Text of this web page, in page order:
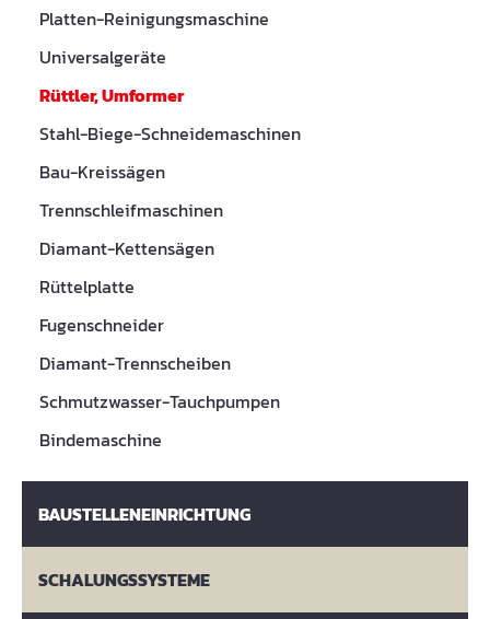
Platten-Reinigungsmaschine
Universalgeräte
Rüttler, Umformer
Stahl-Biege-Schneidemaschinen
Bau-Kreissägen
Trennschleifmaschinen
Diamant-Kettensägen
Rüttelplatte
Fugenschneider
Diamant-Trennscheiben
Schmutzwasser-Tauchpumpen
Bindemaschine
BAUSTELLENEINRICHTUNG
SCHALUNGSSYSTEME